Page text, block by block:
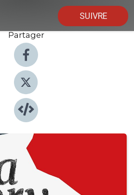
SUIVRE
Partager